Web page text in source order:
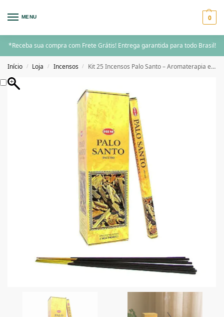
MENU 0
*Receba sua compra com Frete Grátis! Entrega garantida para todo Brasil!
Início / Loja / Incensos / Kit 25 Incensos Palo Santo – Aromaterapia e Energia Positiva